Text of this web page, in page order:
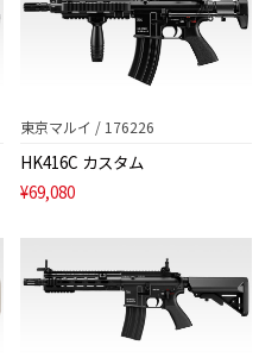
東京マルイ / 176226
HK416C カスタム
¥69,080